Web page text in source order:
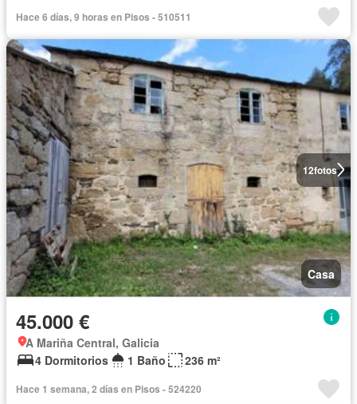
Hace 6 días, 9 horas en Pisos - 510511
12fotos
Casa
45.000 €
A Mariña Central, Galicia
4 Dormitorios
1 Baño 236 m²
Hace 1 semana, 2 días en Pisos - 524220